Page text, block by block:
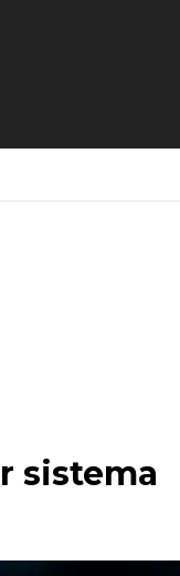
sistema